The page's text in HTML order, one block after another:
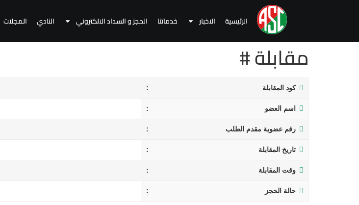
الرئيسية الاخبار خدماتنا الحجز و السداد الالكتروني النادي المجلات
مقابلة #
كود المقابلة
اسم العضو
رقم عضوية مقدم الطلب
تاريخ المقابلة
وقت المقابلة
حالة الحجز